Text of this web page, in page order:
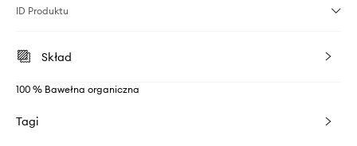
ID Produktu
Skład
100 % Bawełna organiczna
Tagi